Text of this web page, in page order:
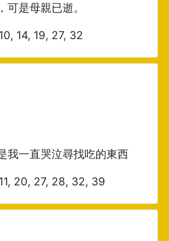
是母親已逝。
14, 19, 27, 32
我一直哭泣尋找吃的東西
20, 27, 28, 32, 39